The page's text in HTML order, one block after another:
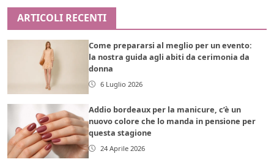
ARTICOLI RECENTI
Come prepararsi al meglio per un evento:
la nostra guida agli abiti da cerimonia da
donna
6 Luglio 2026
Addio bordeaux per la manicure, c’è un
nuovo colore che lo manda in pensione per
questa stagione
24 Aprile 2026